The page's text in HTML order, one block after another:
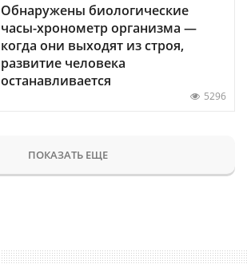
Обнаружены биологические
часы-хронометр организма —
когда они выходят из строя,
развитие человека
останавливается
5296
ПОКАЗАТЬ ЕЩЕ